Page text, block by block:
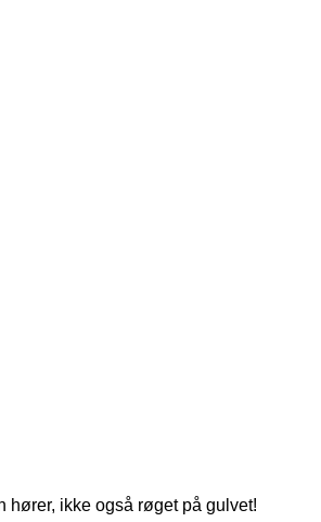
hører, ikke også røget på gulvet!